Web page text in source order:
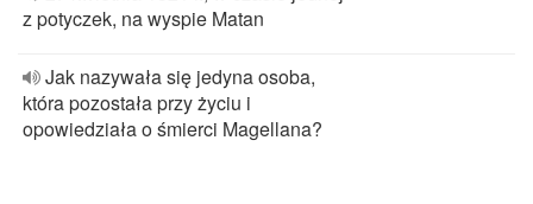
z potyczek, na wyspie Matan
Jak nazywała się jedyna osoba,
która pozostała przy życiu i
opowiedziała o śmierci Magellana?